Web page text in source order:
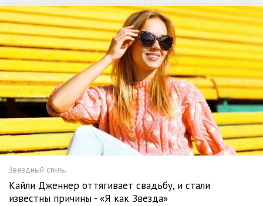
Звездный стиль.
Кайли Дженнер оттягивает свадьбу, и стали
известны причины - «Я как Звезда»